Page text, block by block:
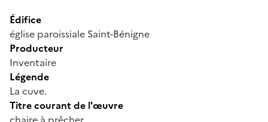
Édifice
église paroissiale Saint-Bénigne
Producteur
Inventaire
Légende
La cuve.
Titre courant de l'œuvre